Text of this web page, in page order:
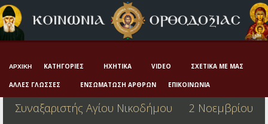
Αρχική
Πνευματική ζωή
Λατρεία και προσευχή
Πατερικό ανθολόγιο
ΑΡΧΙΚΉ ΚΑΤΗΓΟΡΊΕΣ ΗΧΗΤΙΚΆ VIDEO ΣΧΕΤΙΚΆ ΜΕ ΜΑΣ
ΆΛΛΕΣ ΓΛΏΣΣΕΣ ΕΝΣΩΜΆΤΩΣΗ ΆΡΘΡΩΝ ΕΠΙΚΟΙΝΩΝΊΑ
Συναξαριστής Αγίου Νικοδήμου 2 Νοεμβρίου